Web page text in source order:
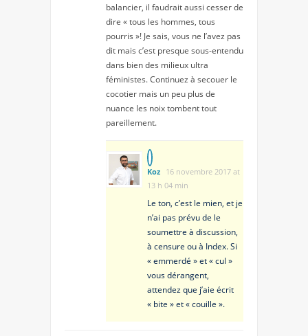
balancier, il faudrait aussi cesser de
dire « tous les hommes, tous
pourris »! Je sais, vous ne l’avez pas
dit mais c’est presque sous-entendu
dans bien des milieux ultra
féministes. Continuez à secouer le
cocotier mais un peu plus de
nuance les noix tombent tout
pareillement.
Koz 16 novembre 2017 at
13 h 04 min
Le ton, c’est le mien, et je
n’ai pas prévu de le
soumettre à discussion,
à censure ou à Index. Si
« emmerdé » et « cul »
vous dérangent,
attendez que j’aie écrit
« bite » et « couille ».